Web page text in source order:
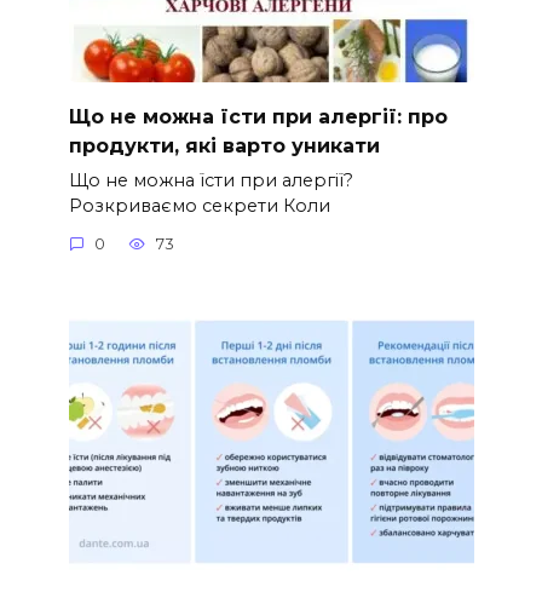
Що не можна їсти при алергії: про
продукти, які варто уникати
Що не можна їсти при алергії?
Розкриваємо секрети Коли
0 73